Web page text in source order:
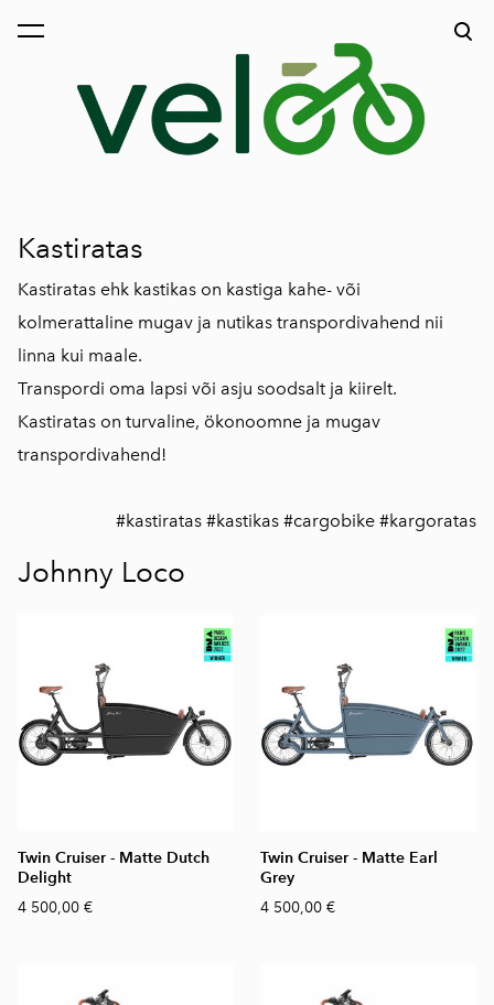
lisati ostukorvi.
Kastiratas
Kastiratas ehk kastikas on kastiga kahe- või
kolmerattaline mugav ja nutikas transpordivahend nii
linna kui maale.
Transpordi oma lapsi või asju soodsalt ja kiirelt.
Kastiratas on turvaline, ökonoomne ja mugav
transpordivahend!
#kastiratas #kastikas #cargobike #kargoratas
Johnny Loco
Twin Cruiser - Matte Dutch
Delight
4 500,00 €
Twin Cruiser - Matte Earl
Grey
4 500,00 €